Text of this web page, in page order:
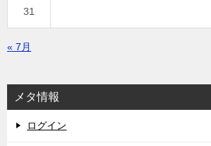
31
« 7月
メタ情報
ログイン